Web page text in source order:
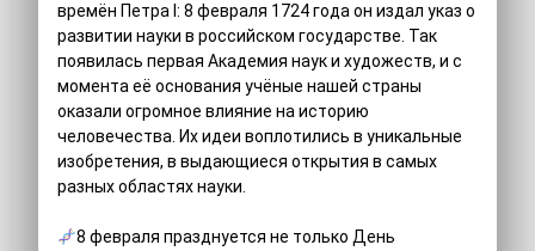
времён Петра I: 8 февраля 1724 года он издал указ о
развитии науки в российском государстве. Так
появилась первая Академия наук и художеств, и с
момента её основания учёные нашей страны
оказали огромное влияние на историю
человечества. Их идеи воплотились в уникальные
изобретения, в выдающиеся открытия в самых
разных областях науки.
8 февраля празднуется не только День